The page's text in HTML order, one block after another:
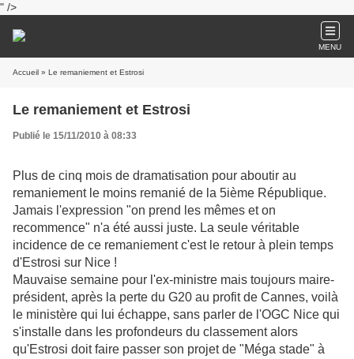
" />
MENU
Accueil » Le remaniement et Estrosi
Le remaniement et Estrosi
Publié le 15/11/2010 à 08:33
Plus de cinq mois de dramatisation pour aboutir au
remaniement le moins remanié de la 5ième République.
Jamais l'expression "on prend les mêmes et on
recommence" n'a été aussi juste. La seule véritable
incidence de ce remaniement c'est le retour à plein temps
d'Estrosi sur Nice !
Mauvaise semaine pour l'ex-ministre mais toujours maire-
président, après la perte du G20 au profit de Cannes, voilà
le ministère qui lui échappe, sans parler de l'OGC Nice qui
s'installe dans les profondeurs du classement alors
qu'Estrosi doit faire passer son projet de "Méga stade" à